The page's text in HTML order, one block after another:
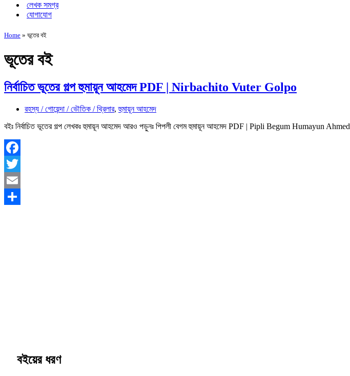
লেখক সমগ্র
যোগাযোগ
Home » ভূতের বই
ভূতের বই
নির্বাচিত ভূতের গল্প হুমায়ূন আহমেদ PDF | Nirbachito Vuter Golpo
রহস্য / গোয়েন্দা / ভৌতিক / থ্রিলার,হুমায়ূন আহমেদ
বইঃ নির্বাচিত ভূতের গল্প লেখকঃ হুমায়ূন আহমেদ আরও পড়ুনঃ পিপলী বেগম হুমায়ূন আহমেদ PDF | Pipli Begum Humayun Ahmed
Facebook
Twitter
Email
বইয়ের ধরণ